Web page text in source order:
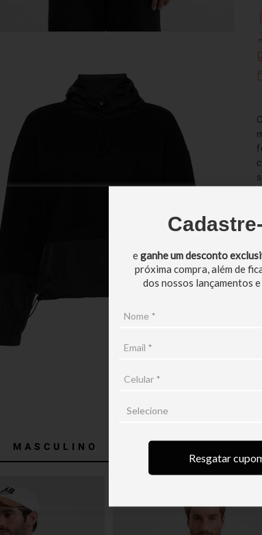
eganhe um desconto
próxima compra, além de
dos nossos lançamentos e
Resgatar
MASCULINO FEMININO